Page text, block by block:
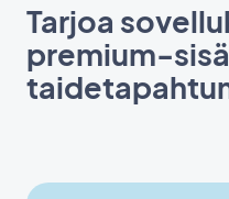
Tarjoa
premium-